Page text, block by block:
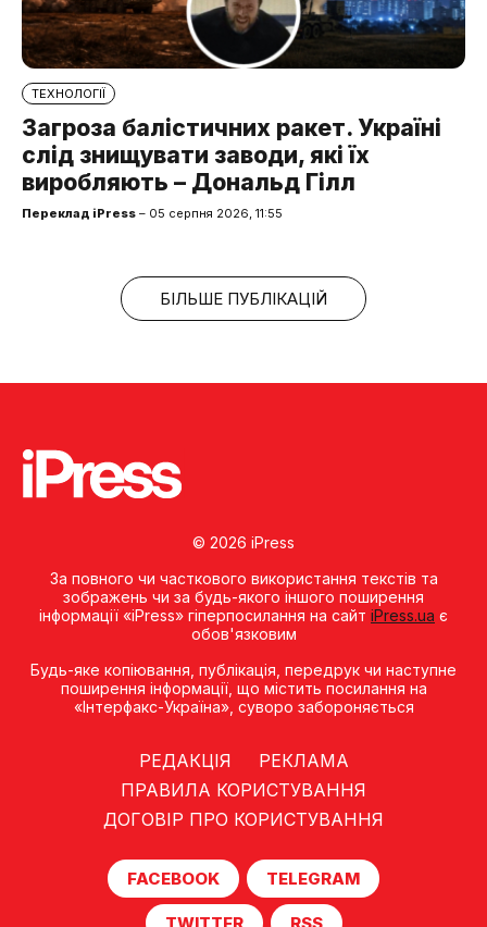
ТЕХНОЛОГІЇ
Загроза балістичних ракет. Україні
слід знищувати заводи, які їх
виробляють – Дональд Гілл
Переклад iPress – 05 серпня 2026, 11:55
БІЛЬШЕ ПУБЛІКАЦІЙ
© 2026 iPress
За повного чи часткового використання текстів та
зображень чи за будь-якого іншого поширення
інформації «iPress» гіперпосилання на сайт iPress.ua є
обов'язковим
Будь-яке копiювання, публiкацiя, передрук чи наступне
поширення iнформацiї, що мiстить посилання на
«Iнтерфакс-Україна», суворо забороняється
РЕДАКЦІЯ
РЕКЛАМА
ПРАВИЛА КОРИСТУВАННЯ
ДОГОВІР ПРО КОРИСТУВАННЯ
FACEBOOK TELEGRAM